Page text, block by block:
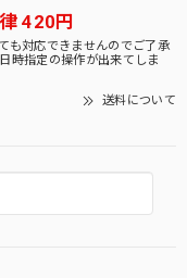
420円
も対応できませんのでご了承
時指定の操作が出来てしま
送料について